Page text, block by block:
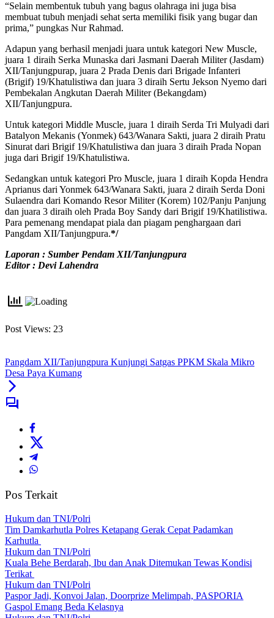
“Selain membentuk tubuh yang bagus olahraga ini juga bisa
membuat tubuh menjadi sehat serta memiliki fisik yang bugar dan
prima,” pungkas Nur Rahmad.
Adapun yang berhasil menjadi juara untuk kategori New Muscle,
juara 1 diraih Serka Munaska dari Jasmani Daerah Militer (Jasdam)
XII/Tanjungpurap, juara 2 Prada Denis dari Brigade Infanteri
(Brigif) 19/Khatulistiwa dan juara 3 diraih Sertu Jekson Nyemo dari
Pembekalan Angkutan Daerah Militer (Bekangdam)
XII/Tanjungpura.
Untuk kategori Middle Muscle, juara 1 diraih Serda Tri Mulyadi dari
Batalyon Mekanis (Yonmek) 643/Wanara Sakti, juara 2 diraih Pratu
Sinurat dari Brigif 19/Khatulistiwa dan juara 3 diraih Prada Nopan
juga dari Brigif 19/Khatulistiwa.
Sedangkan untuk kategori Pro Muscle, juara 1 diraih Kopda Hendra
Aprianus dari Yonmek 643/Wanara Sakti, juara 2 diraih Serda Doni
Sulaendra dari Komando Resor Militer (Korem) 102/Panju Panjung
dan juara 3 diraih oleh Prada Boy Sandy dari Brigif 19/Khatilistiwa.
Para pemenang mendapat piala dan piagam penghargaan dari
Pangdam XII/Tanjungpura.*/
Laporan : Sumber Pendam XII/Tanjungpura
Editor : Devi Lahendra
Post Views: 23
Pangdam XII/Tanjungpura Kunjungi Satgas PPKM Skala Mikro
Desa Paya Kumang
Pos Terkait
Hukum dan TNI/Polri
Tim Damkarhutla Polres Ketapang Gerak Cepat Padamkan
Karhutla
Hukum dan TNI/Polri
Kuala Behe Berdarah, Ibu dan Anak Ditemukan Tewas Kondisi
Terikat
Hukum dan TNI/Polri
Paspor Jadi, Konvoi Jalan, Doorprize Melimpah, PASPORIA
Gaspol Emang Beda Kelasnya